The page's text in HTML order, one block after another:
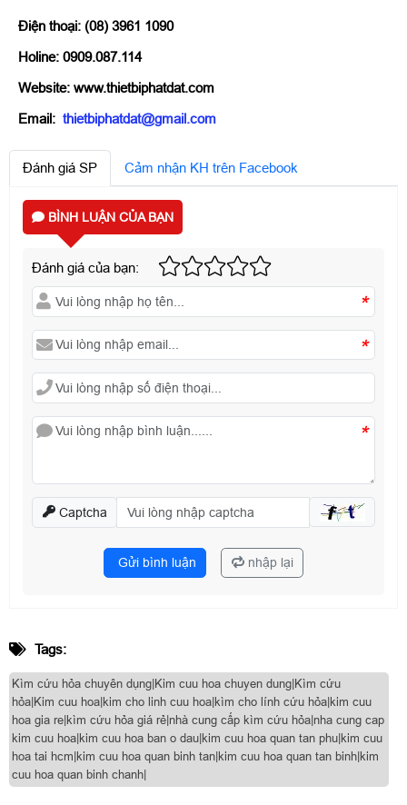
Điện thoại: (08) 3961 1090
Holine: 0909.087.114
Website: www.thietbiphatdat.com
Email: thietbiphatdat@gmail.com
Đánh giá SP Cảm nhận KH trên Facebook
BÌNH LUẬN CỦA BẠN
Đánh giá của bạn:
*
*
*
Captcha
Gửi bình luận nhập lại
Tags:
Kìm cứu hỏa chuyên dụng|Kim cuu hoa chuyen dung|Kìm cứu
hỏa|Kim cuu hoa|kim cho linh cuu hoa|kìm cho lính cứu hỏa|kim cuu
hoa gia re|kìm cứu hỏa giá rẻ|nhà cung cấp kìm cứu hỏa|nha cung cap
kim cuu hoa|kim cuu hoa ban o dau|kim cuu hoa quan tan phu|kim cuu
hoa tai hcm|kim cuu hoa quan binh tan|kim cuu hoa quan tan binh|kim
cuu hoa quan binh chanh|